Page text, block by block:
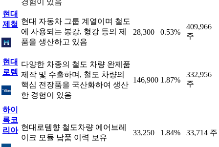
경험이 있음
현대
제철 현대 자동차 그룹 계열이며 철도
에 사용되는 봉강, 형강 등의 제
품을 생산하고 있음
28,300 0.53%
409,966
주
현대
로템
다양한 차종의 철도 차량 완제품
제작 및 수출하며, 철도 차량의
핵심 전장품을 국산화하여 생산
한 경험이 있음
146,900 1.87%
332,956
주
하이
록코
리아 현대로템향 철도차량 에어브레
이크 모듈 납품 이력 보유
33,250 1.84% 33,714 주